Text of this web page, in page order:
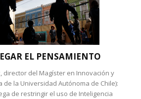
EL PENSAMIENTO
director del Magíster en Innovación y
de la Universidad Autónoma de Chile):
de restringir el uso de Inteligencia